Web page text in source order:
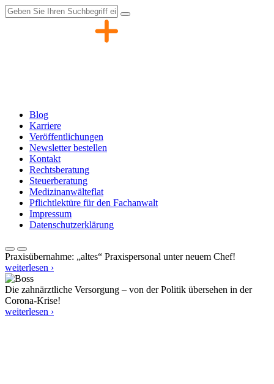
Zum
Inhalt
Blog
Karriere
Veröffentlichungen
Newsletter bestellen
Kontakt
Rechtsberatung
Steuerberatung
Medizinanwälteflat
Pflichtlektüre für den Fachanwalt
Impressum
Datenschutzerklärung
Praxisübernahme: „altes“ Praxispersonal unter neuem Chef!
weiterlesen ›
Die zahnärztliche Versorgung – von der Politik übersehen in der
Corona-Krise!
weiterlesen ›